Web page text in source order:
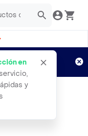
en
y
Aplican TyC
Red